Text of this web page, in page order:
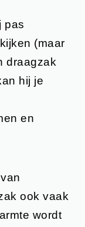
pas
(maar
draagzak
hij je
en
ook vaak
wordt